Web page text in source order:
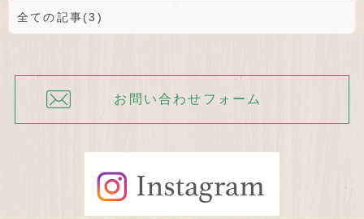
全ての記事(3)
お問い合わせフォーム